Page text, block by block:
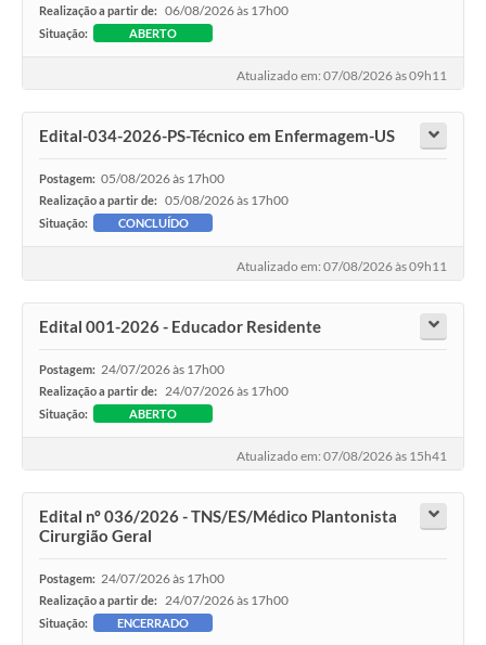
Realização a partir de: 06/08/2026 às 17h00
Situação: ABERTO
Atualizado em: 07/08/2026 às 09h11
Edital-034-2026-PS-Técnico em Enfermagem-US
Postagem: 05/08/2026 às 17h00
Realização a partir de: 05/08/2026 às 17h00
Situação: CONCLUÍDO
Atualizado em: 07/08/2026 às 09h11
Edital 001-2026 - Educador Residente
Postagem: 24/07/2026 às 17h00
Realização a partir de: 24/07/2026 às 17h00
Situação: ABERTO
Atualizado em: 07/08/2026 às 15h41
Edital nº 036/2026 - TNS/ES/Médico Plantonista
Cirurgião Geral
Postagem: 24/07/2026 às 17h00
Realização a partir de: 24/07/2026 às 17h00
Situação: ENCERRADO